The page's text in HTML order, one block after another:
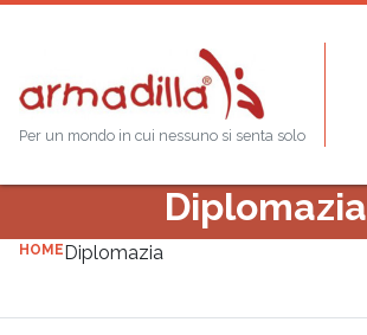
Per un mondo in cui nessuno si senta solo
Diplomazia
HOME Diplomazia